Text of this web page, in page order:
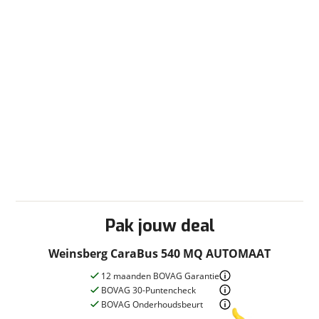
Lattenbodem
Techniek en veiligheid
Monocontrol
Reservewiel
Pak jouw deal
Weinsberg CaraBus 540 MQ AUTOMAAT
12 maanden BOVAG Garantie
BOVAG 30-Puntencheck
BOVAG Onderhoudsbeurt